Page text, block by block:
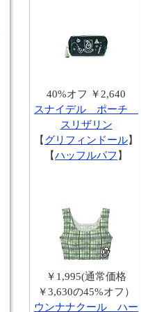
40%オフ ￥2,640
スナイデル ポーチ
スリザリン
【 グリフィンドール】
【ハッフルパフ 】
￥1,995(通常価格
￥3,630の45%オフ）
ウンナナクール ハー